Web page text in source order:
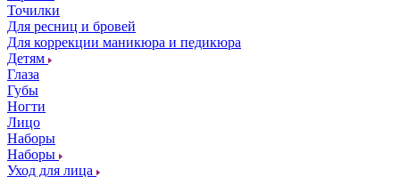
Точилки
Для ресниц и бровей
Для коррекции маникюра и педикюра
Детям
Глаза
Губы
Ногти
Лицо
Наборы
Наборы
Уход для лица